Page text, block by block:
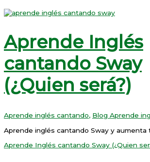
Aprende Inglés
cantando Sway
(¿Quien será?)
Aprende inglés cantando, Blog Aprende
Aprende inglés cantando Sway y aumenta
Aprende Inglés cantando Sway (¿Quien